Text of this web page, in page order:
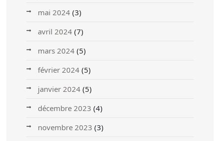
mai 2024 (3)
avril 2024 (7)
mars 2024 (5)
février 2024 (5)
janvier 2024 (5)
décembre 2023 (4)
novembre 2023 (3)